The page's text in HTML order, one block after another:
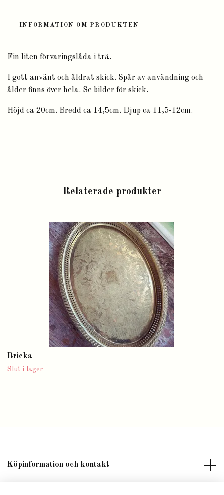
INFORMATION OM PRODUKTEN
Fin liten förvaringslåda i trä.
I gott använt och åldrat skick. Spår av användning och
ålder finns över hela. Se bilder för skick.
Höjd ca 20cm. Bredd ca 14,5cm. Djup ca 11,5-12cm.
Bricka
Slut i lager
Köpinformation och kontakt